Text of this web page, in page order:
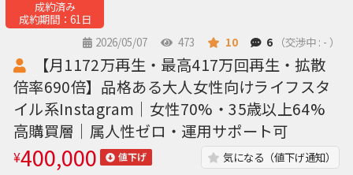
成約済み
成約期間：61日
2026/05/07
473 10 6 （交渉中 : - ）
【月1172万再生・最高417万回再生・拡散
倍率690倍】品格ある大人女性向けライフスタ
イル系Instagram｜女性70%・35歳以上64%
高購買層｜属人性ゼロ・運用サポート可
¥400,000 値下げ 気になる（値下げ通知）